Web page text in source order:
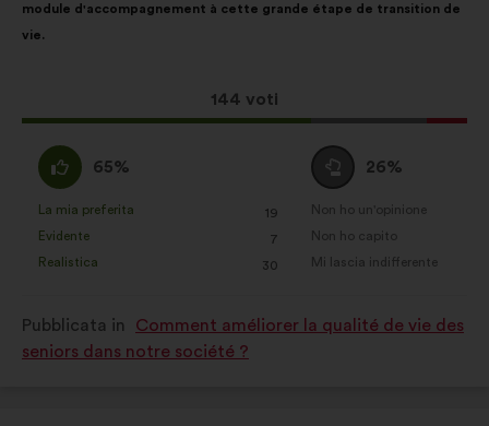
mia
proposta:
module d'accompagnement à cette grande étape de transition de
vie.
Questa
proposta
144 voti
Sono
d'accordo
:
65%
qualificata
come:
La mia preferita
: 19
volte
Evidente
: 7
volte
Realistica
: 30
volte
Voto
neutrale
:
26%
qualificata
Non ho un'opinione
:volte
Non ho capito
:volte
Mi lascia indifferente
:volte
Pubblicata in
Comment améliorer la qualité de vie des
seniors dans notre société ?